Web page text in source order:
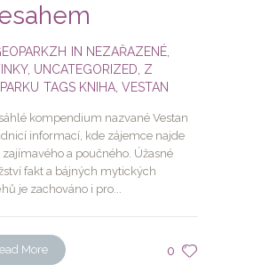
IN NEZAŘAZENÉ,
, UNCATEGORIZED, Z
TAGS KNIHA, VESTAN
kompendium nazvané Vestan
informací, kde zájemce najde
zajímavého a poučného. Úžasné
fakt a bájných mytických
je zachováno i pro...
0
More